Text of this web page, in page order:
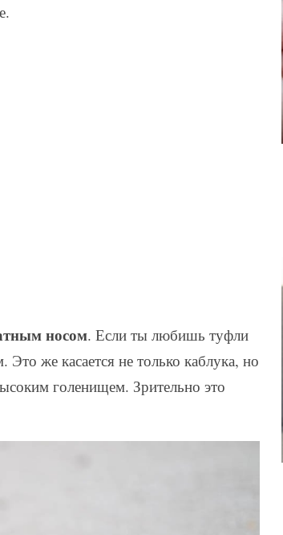
носом. Если ты любишь туфли
же касается не только каблука, но
голенищем. Зрительно это